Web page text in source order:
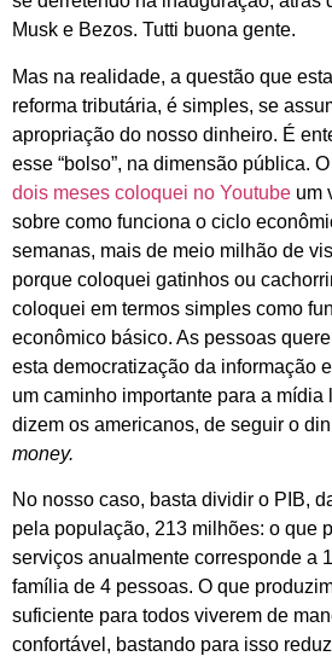
Musk e Bezos. Tutti buona gente.
Mas na realidade, a questão que
reforma tributária, é simples, se
apropriação do nosso dinheiro. É
esse “bolso”, na dimensão pública.
dois meses coloquei no Youtube um
sobre como funciona o ciclo
semanas, mais de meio milhão de
porque coloquei gatinhos ou
coloquei em termos simples como
econômico básico. As pessoas
esta democratização da informação
um caminho importante para a mídia
dizem os americanos, de seguir o
money.
No nosso caso, basta dividir o PIB,
pela população, 213 milhões: o que
serviços anualmente corresponde a
família de 4 pessoas. O que
suficiente para todos viverem de
confortável, bastando para isso